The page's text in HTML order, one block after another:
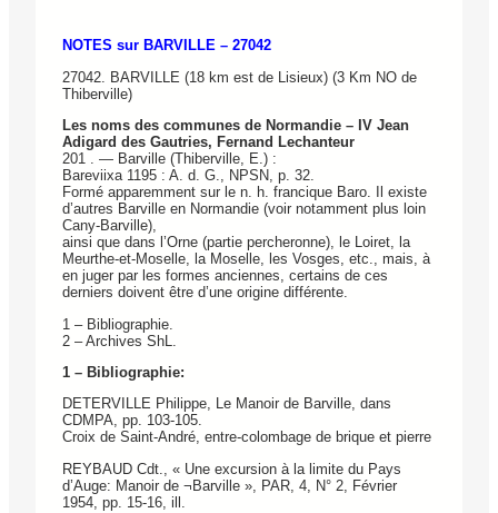
NOTES sur BARVILLE – 27042
27042. BARVILLE (18 km est de Lisieux) (3 Km NO de
Thiberville)
Les noms des communes de Normandie – IV Jean
Adigard des Gautries, Fernand Lechanteur
201 . — Barville (Thiberville, E.) :
Bareviixa 1195 : A. d. G., NPSN, p. 32.
Formé apparemment sur le n. h. francique Baro. Il existe
d’autres Barville en Normandie (voir notamment plus loin
Cany-Barville),
ainsi que dans l’Orne (partie percheronne), le Loiret, la
Meurthe-et-Moselle, la Moselle, les Vosges, etc., mais, à
en juger par les formes anciennes, certains de ces
derniers doivent être d’une origine différente.
1 – Bibliographie.
2 – Archives ShL.
1 – Bibliographie:
DETERVILLE Philippe, Le Manoir de Barville, dans
CDMPA, pp. 103-105.
Croix de Saint-André, entre-colombage de brique et pierre
REYBAUD Cdt., « Une excursion à la limite du Pays
d’Auge: Manoir de ¬Barville », PAR, 4, N° 2, Février
1954, pp. 15-16, ill.